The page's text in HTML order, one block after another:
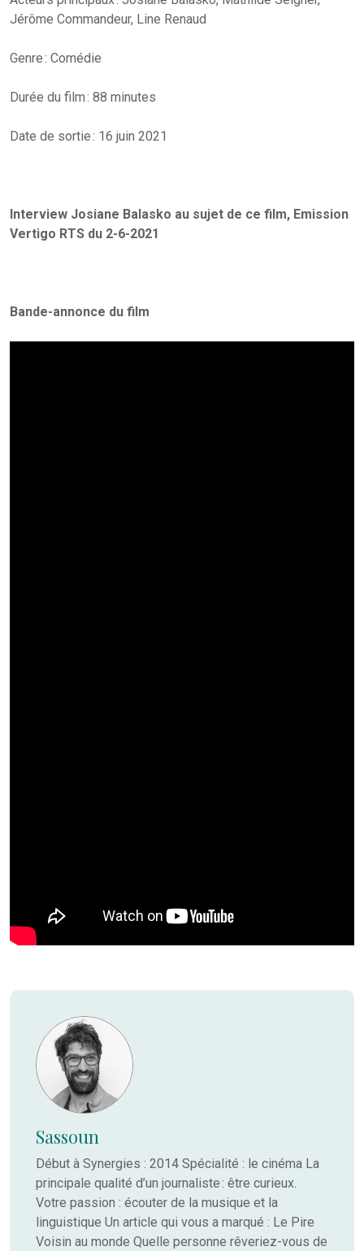
Jérôme Commandeur, Line Renaud
Genre : Comédie
Durée du film : 88 minutes
Date de sortie : 16 juin 2021
Interview Josiane Balasko au sujet de ce film, Emission
Vertigo RTS du 2-6-2021
Bande-annonce du film
Sassoun
Début à Synergies : 2014 Spécialité : le cinéma La
principale qualité d’un journaliste : être curieux.
Votre passion : écouter de la musique et la
linguistique Un article qui vous a marqué : Le Pire
Voisin au monde Quelle personne rêveriez-vous de